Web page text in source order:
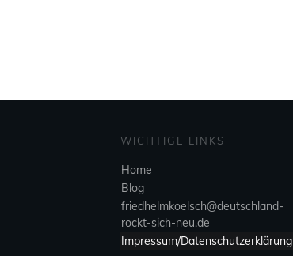
WICHTIGE LINKS
Home
Blog
friedhelmkoelsch@deutschland-
rockt-sich-neu.de
Impressum/Datenschutzerklärung